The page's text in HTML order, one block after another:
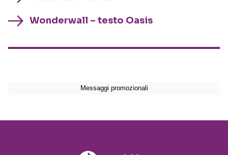
Wonderwall – testo Oasis